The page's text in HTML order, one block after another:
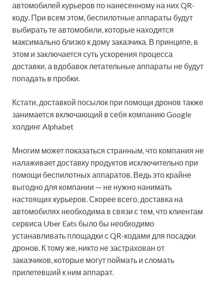
автомобилей курьеров по нанесенному на них QR-
коду. При всем этом, беспилотные аппараты будут
выбирать те автомобили, которые находятся
максимально близко к дому заказчика. В принципе, в
этом и заключается суть ускорения процесса
доставки, а вдобавок летательные аппараты не будут
попадать в пробки.
Кстати, доставкой посылок при помощи дронов также
занимается включающий в себя компанию Google
холдинг Alphabet
Многим может показаться странным, что компания не
налаживает доставку продуктов исключительно при
помощи беспилотных аппаратов. Ведь это крайне
выгодно для компании — не нужно нанимать
настоящих курьеров. Скорее всего, доставка на
автомобилях необходима в связи с тем, что клиентам
сервиса Uber Eats было бы необходимо
устанавливать площадки с QR-кодами для посадки
дронов. К тому же, никто не застрахован от
заказчиков, которые могут поймать и сломать
прилетевший к ним аппарат.